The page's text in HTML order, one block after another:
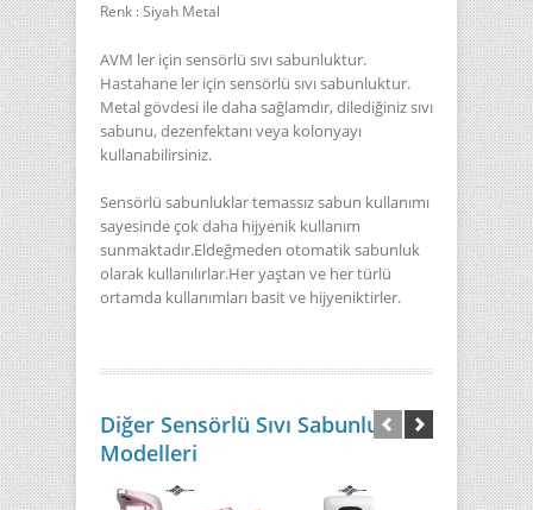
Renk : Siyah Metal
AVM ler için sensörlü sıvı sabunluktur.
Hastahane ler için sensörlü sıvı sabunluktur.
Metal gövdesi ile daha sağlamdır, dilediğiniz sıvı
sabunu, dezenfektanı veya kolonyayı
kullanabilirsiniz.
Sensörlü sabunluklar temassız sabun kullanımı
sayesinde çok daha hijyenik kullanım
sunmaktadır.Eldeğmeden otomatik sabunluk
olarak kullanılırlar.Her yaştan ve her türlü
ortamda kullanımları basit ve hijyeniktirler.
Diğer Sensörlü Sıvı Sabunluk
Modelleri